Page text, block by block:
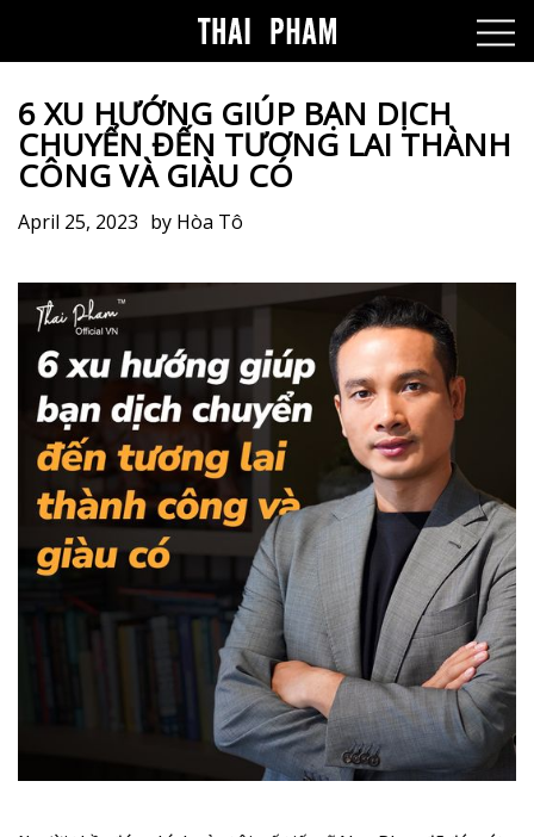
6 XU HƯỚNG GIÚP BẠN DỊCH
CHUYỂN ĐẾN TƯƠNG LAI THÀNH
CÔNG VÀ GIÀU CÓ
April 25, 2023 by Hòa Tô